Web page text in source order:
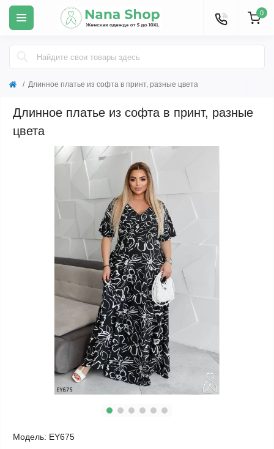
0
Длинное платье из софта в принт, разные цвета
Длинное платье из софта в принт, разные
цвета
Модель: EY675